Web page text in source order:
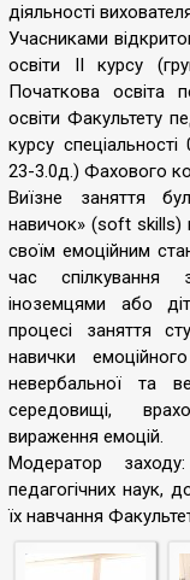
діяльності
Учасниками
освіти ІІ курсу
Початкова освіта
освіти Факультету
курсу
23-3.0д.) Фахового
Виїзне заняття
навичок» (soft skills)
своїм емоційним
час спілкування
іноземцями або
процесі заняття
навички
невербальної та
середовищі,
вираження емоцій.
Модератор
педагогічних наук,
їх навчання